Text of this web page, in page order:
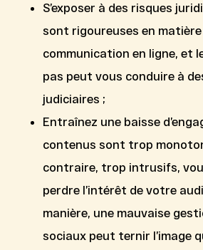
S’exposer à des risques
sont rigoureuses en matière
communication en ligne, et
pas peut vous conduire à
judiciaires ;
Entraînez une baisse
contenus sont trop
contraire, trop intrusifs,
perdre l’intérêt de votre
manière, une mauvaise
sociaux peut ternir l’image